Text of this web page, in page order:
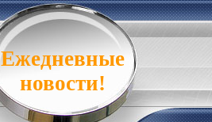
Ежедневные
новости!